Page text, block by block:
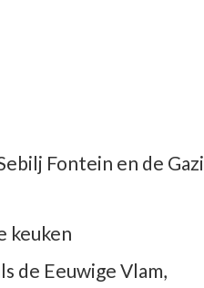
Fontein en de Gazi
keuken
de Eeuwige Vlam,